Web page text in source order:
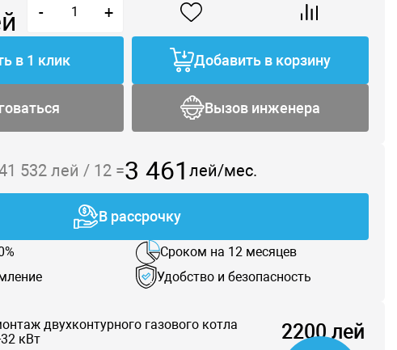
- +
в 1 клик Добавить в корзину
Вызов инженера
532 лей / 12=3 461 лей/мес.
В рассрочку
Сроком на 12 месяцев
Удобство и безопасность
двухконтурного газового котла
кВт
2200 лей